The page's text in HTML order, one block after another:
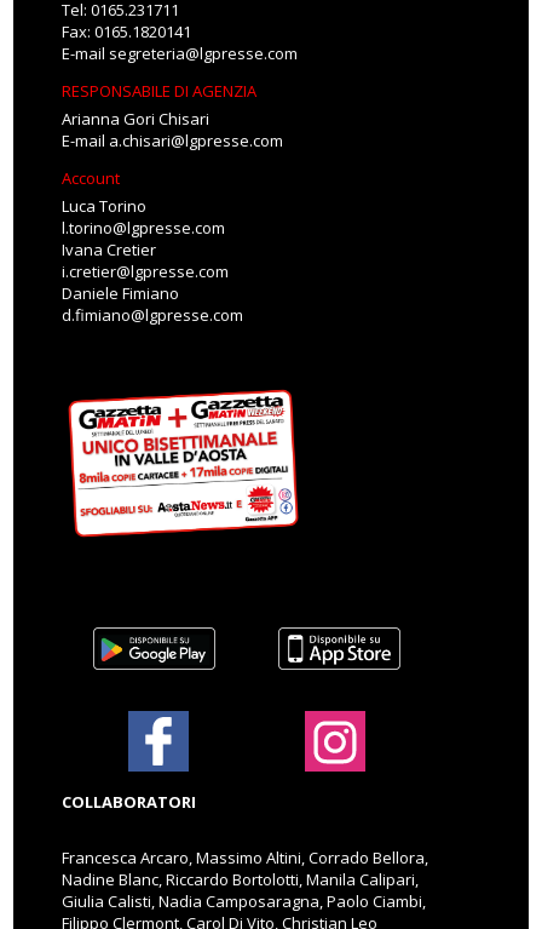
Tel: 0165.231711
Fax: 0165.1820141
E-mail segreteria@lgpresse.com
RESPONSABILE DI AGENZIA
Arianna Gori Chisari
E-mail a.chisari@lgpresse.com
Account
Luca Torino
l.torino@lgpresse.com
Ivana Cretier
i.cretier@lgpresse.com
Daniele Fimiano
d.fimiano@lgpresse.com
COLLABORATORI
Francesca Arcaro, Massimo Altini, Corrado Bellora,
Nadine Blanc, Riccardo Bortolotti, Manila Calipari,
Giulia Calisti, Nadia Camposaragna, Paolo Ciambi,
Filippo Clermont, Carol Di Vito, Christian Leo